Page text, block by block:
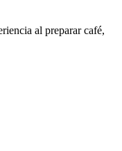
al preparar café,